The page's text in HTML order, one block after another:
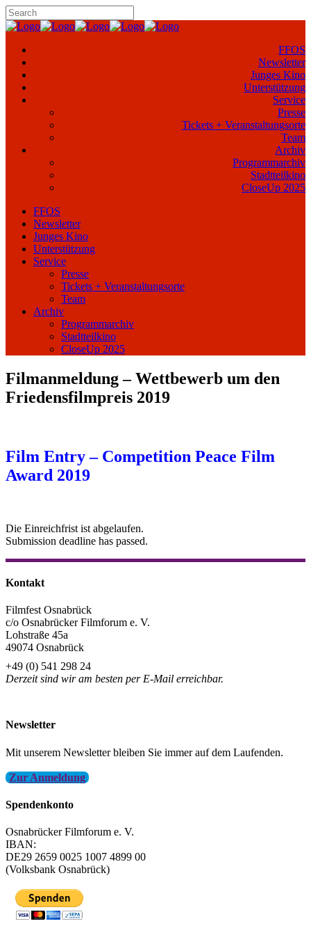
FFOS
Newsletter
Junges Kino
Unterstützung
Service
Presse
Tickets + Veranstaltungsorte
Team
Archiv
Programmarchiv
Stadtteilkino
CloseUp 2025
FFOS
Newsletter
Junges Kino
Unterstützung
Service
Presse
Tickets + Veranstaltungsorte
Team
Archiv
Programmarchiv
Stadtteilkino
CloseUp 2025
Filmanmeldung – Wettbewerb um den
Friedensfilmpreis 2019
Film Entry – Competition Peace Film
Award 2019
Die Einreichfrist ist abgelaufen.
Submission deadline has passed.
Kontakt
Filmfest Osnabrück
c/o Osnabrücker Filmforum e. V.
Lohstraße 45a
49074 Osnabrück
+49 (0) 541 298 24
Derzeit sind wir am besten per E-Mail erreichbar.
Newsletter
Mit unserem Newsletter bleiben Sie immer auf dem Laufenden.
Zur Anmeldung
Spendenkonto
Osnabrücker Filmforum e. V.
IBAN:
DE29 2659 0025 1007 4899 00
(Volksbank Osnabrück)